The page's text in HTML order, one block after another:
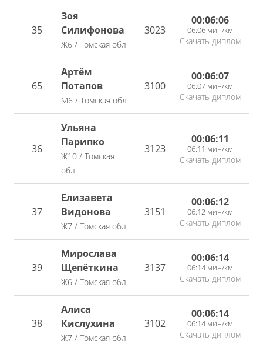
35
Зоя
Силифонова
Ж6 / Томская обл
3023
00:06:06
06:06 мин/км
Скачать диплом
65
Артём
Потапов
М6 / Томская обл
3100
00:06:07
06:07 мин/км
Скачать диплом
36
Ульяна
Парипко
Ж10 / Томская
обл
3123
00:06:11
06:11 мин/км
Скачать диплом
37
Елизавета
Видонова
Ж7 / Томская обл
3151
00:06:12
06:12 мин/км
Скачать диплом
39
Мирослава
Щепёткина
Ж6 / Томская обл
3137
00:06:14
06:14 мин/км
Скачать диплом
38
Алиса
Кислухина
Ж7 / Томская обл
3102
00:06:14
06:14 мин/км
Скачать диплом